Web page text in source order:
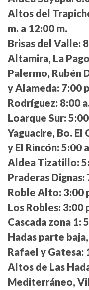
Altos del
m. a 12:00 m.
Brisas del Valle:
Altamira, La
Palermo, Rubén
y Alameda: 7:00
Rodríguez: 8:00
Loarque Sur:
Yaguacire, Bo. El
y El Rincón: 5:00
Aldea Tizatillo:
Praderas Dignas:
Roble Alto: 3:00
Los Robles: 3:00
Cascada zona 1:
Hadas parte
Rafael y Gatesa:
Altos de Las
Mediterráneo,